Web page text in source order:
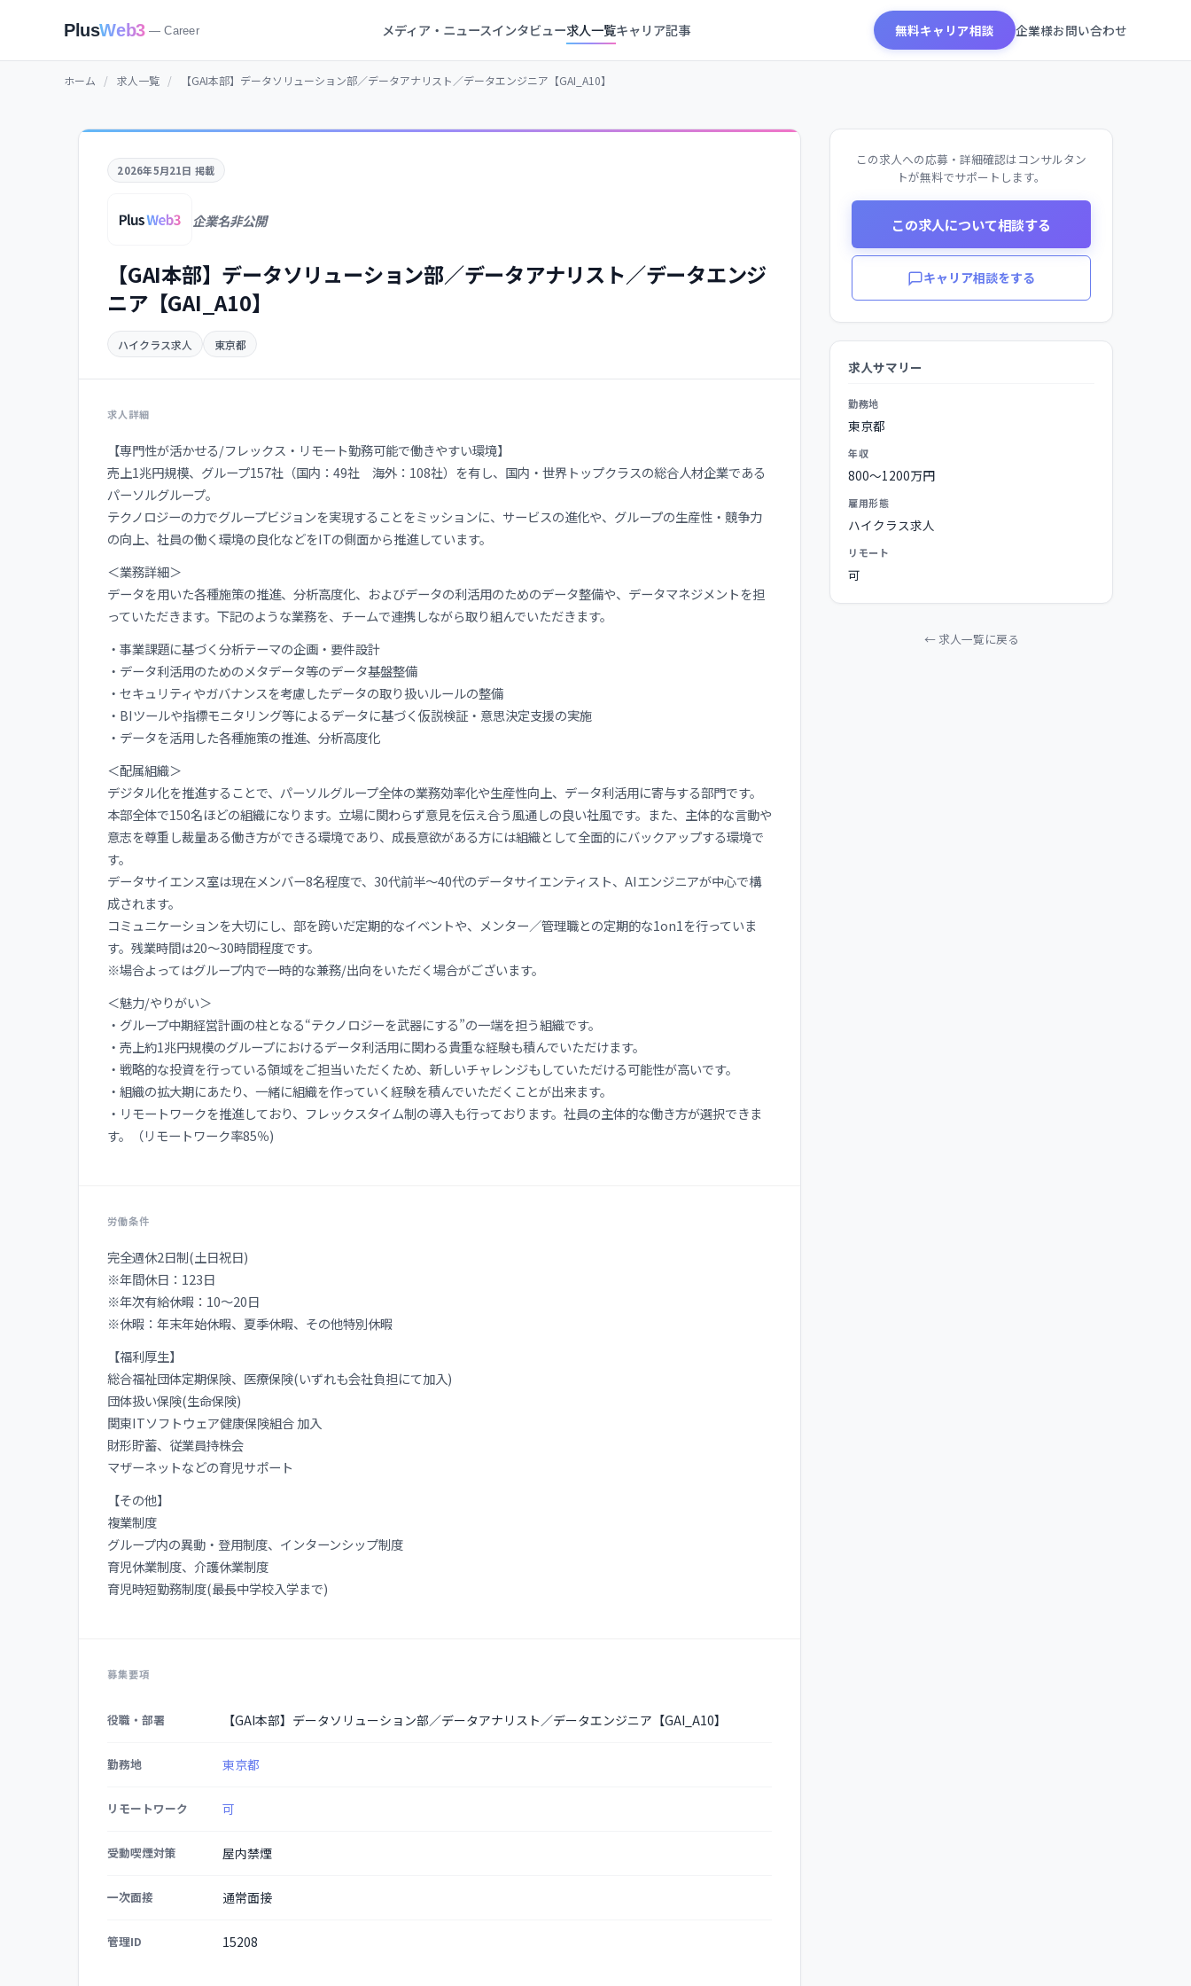
PlusWeb3 — Career メディア・ニュースインタビュー求人一覧キャリア記事 無料キャリア相談 企業様お問い合わせ
ホーム / 求人一覧 / 【GAI本部】データソリューション部／データアナリスト／データエンジニア【GAI_A10】
2026年5月21日 掲載
企業名非公開
【GAI本部】データソリューション部／データアナリスト／データエンジ
ニア【GAI_A10】
ハイクラス求人 東京都
求人詳細
【専門性が活かせる/フレックス・リモート勤務可能で働きやすい環境】
売上1兆円規模、グループ157社（国内：49社 海外：108社）を有し、国内・世界トップクラスの総合人材企業である
パーソルグループ。
テクノロジーの力でグループビジョンを実現することをミッションに、サービスの進化や、グループの生産性・競争力
の向上、社員の働く環境の良化などをITの側面から推進しています。
＜業務詳細＞
データを用いた各種施策の推進、分析高度化、およびデータの利活用のためのデータ整備や、データマネジメントを担
っていただきます。下記のような業務を、チームで連携しながら取り組んでいただきます。
・事業課題に基づく分析テーマの企画・要件設計
・データ利活用のためのメタデータ等のデータ基盤整備
・セキュリティやガバナンスを考慮したデータの取り扱いルールの整備
・BIツールや指標モニタリング等によるデータに基づく仮説検証・意思決定支援の実施
・データを活用した各種施策の推進、分析高度化
＜配属組織＞
デジタル化を推進することで、パーソルグループ全体の業務効率化や生産性向上、データ利活用に寄与する部門です。
本部全体で150名ほどの組織になります。立場に関わらず意見を伝え合う風通しの良い社風です。また、主体的な言動や
意志を尊重し裁量ある働き方ができる環境であり、成長意欲がある方には組織として全面的にバックアップする環境で
す。
データサイエンス室は現在メンバー8名程度で、30代前半～40代のデータサイエンティスト、AIエンジニアが中心で構
成されます。
コミュニケーションを大切にし、部を跨いだ定期的なイベントや、メンター／管理職との定期的な1on1を行っていま
す。残業時間は20～30時間程度です。
※場合よってはグループ内で一時的な兼務/出向をいただく場合がございます。
＜魅力/やりがい＞
・グループ中期経営計画の柱となる“テクノロジーを武器にする”の一端を担う組織です。
・売上約1兆円規模のグループにおけるデータ利活用に関わる貴重な経験も積んでいただけます。
・戦略的な投資を行っている領域をご担当いただくため、新しいチャレンジもしていただける可能性が高いです。
・組織の拡大期にあたり、一緒に組織を作っていく経験を積んでいただくことが出来ます。
・リモートワークを推進しており、フレックスタイム制の導入も行っております。社員の主体的な働き方が選択できま
す。（リモートワーク率85％)
労働条件
完全週休2日制(土日祝日)
※年間休日：123日
※年次有給休暇：10～20日
※休暇：年末年始休暇、夏季休暇、その他特別休暇
【福利厚生】
総合福祉団体定期保険、医療保険(いずれも会社負担にて加入)
団体扱い保険(生命保険)
関東ITソフトウェア健康保険組合 加入
財形貯蓄、従業員持株会
マザーネットなどの育児サポート
【その他】
複業制度
グループ内の異動・登用制度、インターンシップ制度
育児休業制度、介護休業制度
育児時短勤務制度(最長中学校入学まで)
募集要項
集
項
詳
役職・部署 【GAI本部】データソリューション部／データアナリスト／データエンジニア【GAI_A10】
勤務地 東京都
リモートワーク 可
受動喫煙対策 屋内禁煙
一次面接 通常面接
管理ID 15208
この求人への応募・詳細確認はコンサルタン
トが無料でサポートします。
この求人について相談する
キャリア相談をする
求人サマリー
勤務地
東京都
年収
800〜1200万円
雇用形態
ハイクラス求人
リモート
可
← 求人一覧に戻る